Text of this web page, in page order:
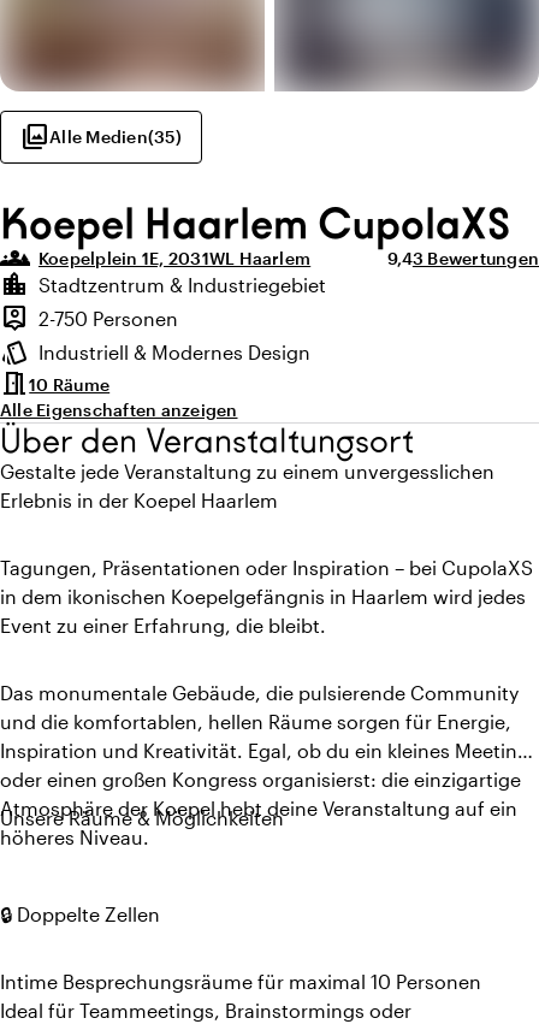
photo_libraryAlle Medien(35)
Koepel Haarlem CupolaXS
groups_3 Koepelplein 1E, 2031WL Haarlem Durchschnittliche
9,4Anzahl der
3 Bewertungen
Highlights
location_city
Lage und Umgebung
Stadtzentrum & Industriegebiet
person_pin
Kapazität
2-750 Personen
style
Ambiente
Industriell & Modernes Design
meeting_room10 Räume
Alle Eigenschaften anzeigen
Über den Veranstaltungsort
Gestalte jede Veranstaltung zu einem unvergesslichen
Erlebnis in der Koepel Haarlem
Tagungen, Präsentationen oder Inspiration – bei CupolaXS
in dem ikonischen Koepelgefängnis in Haarlem wird jedes
Event zu einer Erfahrung, die bleibt.
Das monumentale Gebäude, die pulsierende Community
und die komfortablen, hellen Räume sorgen für Energie,
Inspiration und Kreativität. Egal, ob du ein kleines Meeting
oder einen großen Kongress organisierst: die einzigartige
Atmosphäre der Koepel hebt deine Veranstaltung auf ein
höheres Niveau.
Unsere Räume & Möglichkeiten
🔒 Doppelte Zellen
Intime Besprechungsräume für maximal 10 Personen
Ideal für Teammeetings, Brainstormings oder